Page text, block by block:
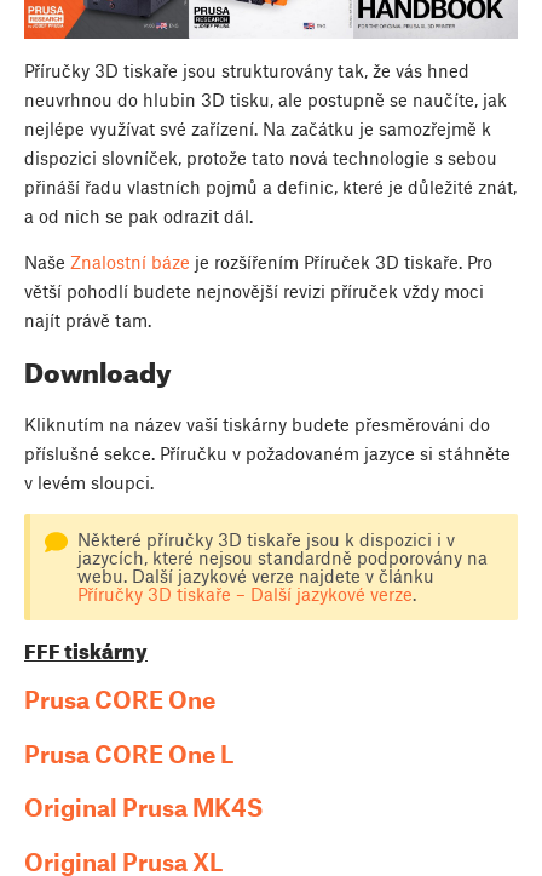
Příručky 3D tiskaře jsou strukturovány tak, že vás hned
neuvrhnou do hlubin 3D tisku, ale postupně se naučíte, jak
nejlépe využívat své zařízení. Na začátku je samozřejmě k
dispozici slovníček, protože tato nová technologie s sebou
přináší řadu vlastních pojmů a definic, které je důležité znát,
a od nich se pak odrazit dál.
Naše Znalostní báze je rozšířením Příruček 3D tiskaře. Pro
větší pohodlí budete nejnovější revizi příruček vždy moci
najít právě tam.
Downloady
Kliknutím na název vaší tiskárny budete přesměrováni do
příslušné sekce. Příručku v požadovaném jazyce si stáhněte
v levém sloupci.
Některé příručky 3D tiskaře jsou k dispozici i v
jazycích, které nejsou standardně podporovány na
webu. Další jazykové verze najdete v článku
Příručky 3D tiskaře – Další jazykové verze.
FFF tiskárny
Prusa CORE One
Prusa CORE One L
Original Prusa MK4S
Original Prusa XL